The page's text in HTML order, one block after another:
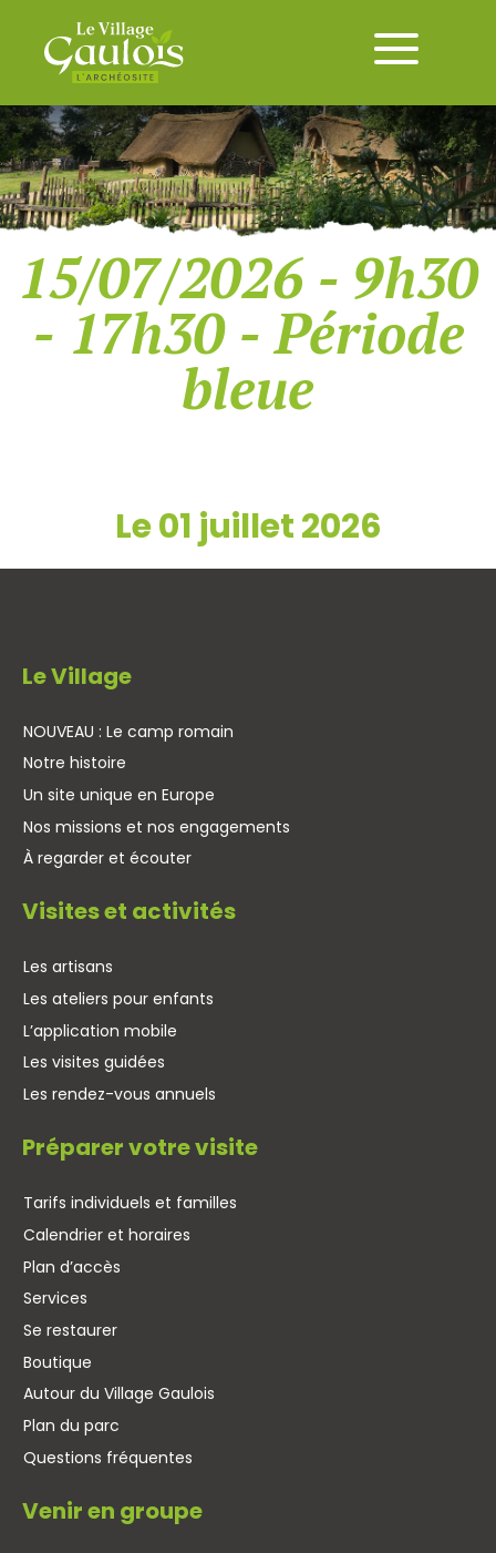
15/07/2026 - 9h30
- 17h30 - Période
bleue
Le 01 juillet 2026
Le Village
NOUVEAU : Le camp romain
Notre histoire
Un site unique en Europe
Nos missions et nos engagements
À regarder et écouter
Visites et activités
Les artisans
Les ateliers pour enfants
L’application mobile
Les visites guidées
Les rendez-vous annuels
Préparer votre visite
Tarifs individuels et familles
Calendrier et horaires
Plan d’accès
Services
Se restaurer
Boutique
Autour du Village Gaulois
Plan du parc
Questions fréquentes
Venir en groupe